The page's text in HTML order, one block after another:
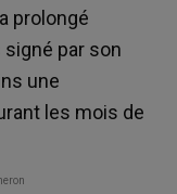
prolongé
signé par son
une
les mois de